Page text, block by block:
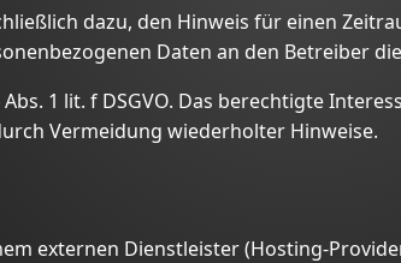
dazu, den Hinweis für einen
Daten an den Betreiber
1 lit. f DSGVO. Das berechtigte
Vermeidung wiederholter Hinweise.
externen Dienstleister (Hosting-